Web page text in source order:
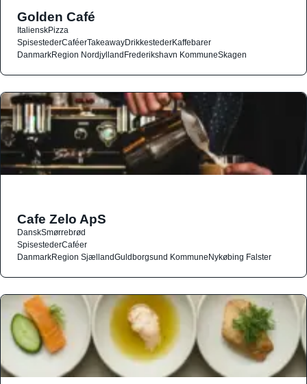
Golden Café
ItalienskPizza
SpisestederCaféerTakeawayDrikkestederKaffebarer
DanmarkRegion NordjyllandFrederikshavn KommuneSkagen
Cafe Zelo ApS
DanskSmørrebrød
SpisestederCaféer
DanmarkRegion SjællandGuldborgsund KommuneNykøbing Falster